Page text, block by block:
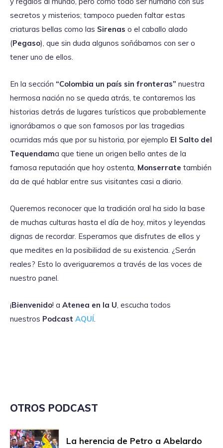
secretos y misterios; tampoco pueden faltar estas
criaturas bellas como las Sirenas o el caballo alado
(Pegaso), que sin duda algunos soñábamos con ser o
tener uno de ellos.
En la sección “Colombia un país sin fronteras” nuestra
hermosa nación no se queda atrás, te contaremos las
historias detrás de lugares turísticos que probablemente
ignorábamos o que son famosos por las tragedias
ocurridas más que por su historia, por ejemplo El Salto del
Tequendama que tiene un origen bello antes de la
famosa reputación que hoy ostenta, Monserrate también
da de qué hablar entre sus visitantes casi a diario.
Queremos reconocer que la tradición oral ha sido la base
de muchas culturas hasta el día de hoy, mitos y leyendas
dignas de recordar. Esperamos que disfrutes de ellos y
que medites en la posibilidad de su existencia. ¿Serán
reales? Esto lo averiguaremos a través de las voces de
nuestro panel.
¡Bienvenido! a Atenea en la U , escucha todos
nuestros Podcast AQUÍ
OTROS PODCAST
La herencia de Petro a Abelardo